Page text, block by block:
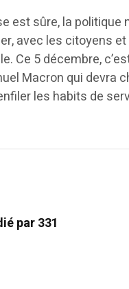
est sûre, la politique
avec les citoyens
Ce 5 décembre,
Macron qui devra
les habits de
par 331